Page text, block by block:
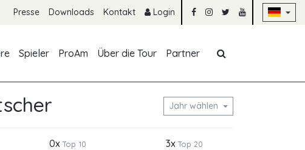
Presse Downloads Kontakt Login
Spieler ProAm Über die Tour Partner
Jahr wählen
0xTop 10 3xTop 20